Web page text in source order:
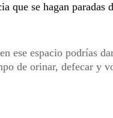
que se hagan paradas
ese espacio podrías
de orinar, defecar y